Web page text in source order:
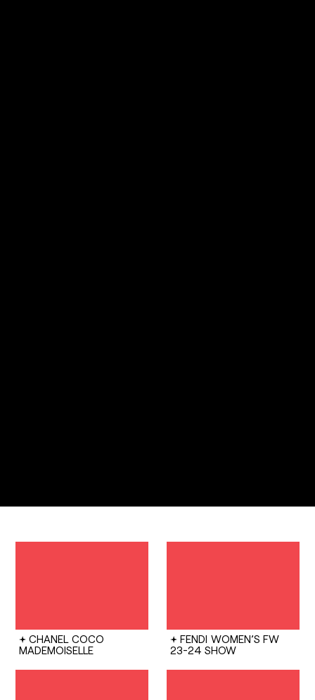
CHANEL COCO
MADEMOISELLE
FENDI WOMEN’S FW
23-24 SHOW